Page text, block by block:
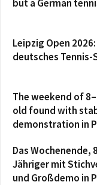
but a German
Leipzig Open
deutsches
The weekend of
old found with
demonstration in
Das Wochenende,
Jähriger mit
und Großdemo in